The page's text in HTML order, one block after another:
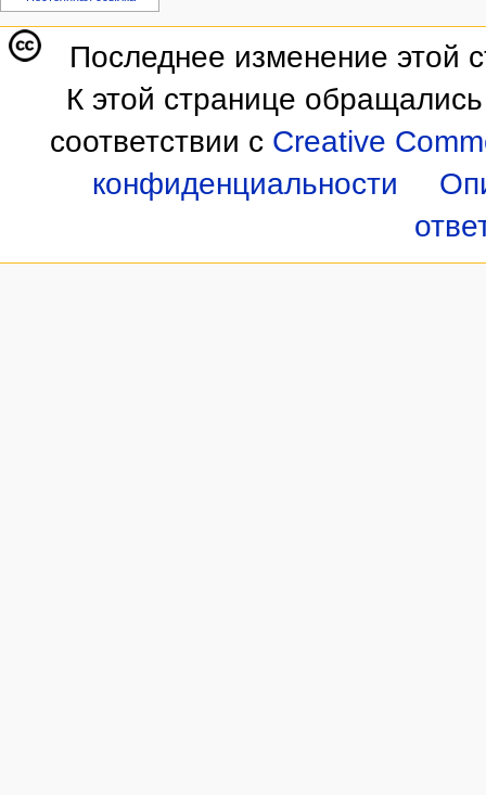
Последнее изменение этой
К этой странице
соответствии с Creative
конфиденциальности